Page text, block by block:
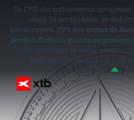
Os CFD são instrumentos
risco de perda rápida de
alavancagem. 77% das contas de
perdem dinheiro quando negoceiam
Deve considerar se compreende
pode correr o elevado risco de